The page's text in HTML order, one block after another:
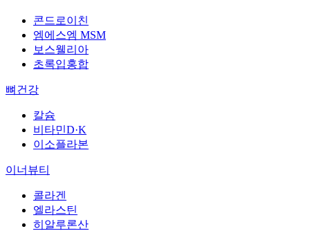
콘드로이친
엠에스엠 MSM
보스웰리아
초록입홍합
뼈건강
칼슘
비타민D·K
이소플라본
이너뷰티
콜라겐
엘라스틴
히알루론산